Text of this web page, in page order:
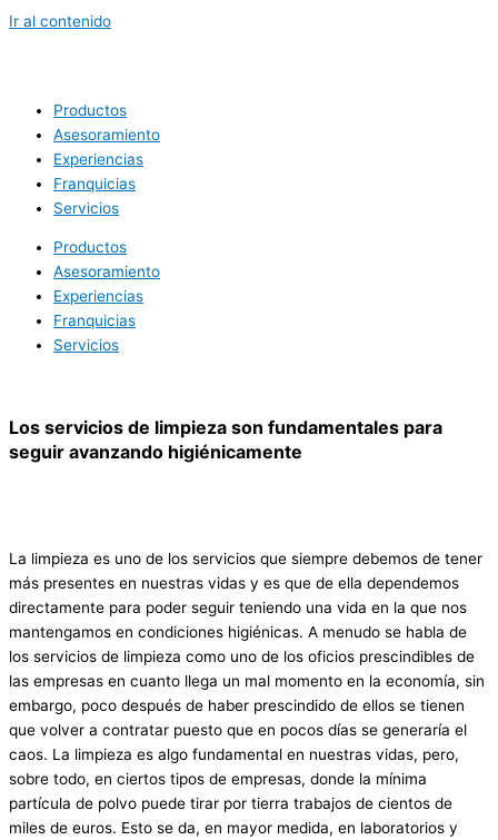
Ir al contenido
Productos
Asesoramiento
Experiencias
Franquicias
Servicios
Productos
Asesoramiento
Experiencias
Franquicias
Servicios
Los servicios de limpieza son fundamentales para
seguir avanzando higiénicamente
La limpieza es uno de los servicios que siempre debemos de tener
más presentes en nuestras vidas y es que de ella dependemos
directamente para poder seguir teniendo una vida en la que nos
mantengamos en condiciones higiénicas. A menudo se habla de
los servicios de limpieza como uno de los oficios prescindibles de
las empresas en cuanto llega un mal momento en la economía, sin
embargo, poco después de haber prescindido de ellos se tienen
que volver a contratar puesto que en pocos días se generaría el
caos. La limpieza es algo fundamental en nuestras vidas, pero,
sobre todo, en ciertos tipos de empresas, donde la mínima
partícula de polvo puede tirar por tierra trabajos de cientos de
miles de euros. Esto se da, en mayor medida, en laboratorios y